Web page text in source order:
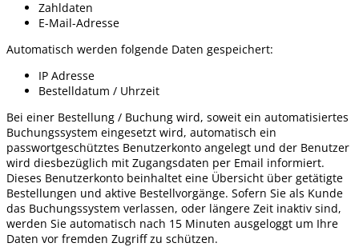
Zahldaten
E-Mail-Adresse
Automatisch werden folgende Daten gespeichert:
IP Adresse
Bestelldatum / Uhrzeit
Bei einer Bestellung / Buchung wird, soweit ein automatisiertes
Buchungssystem eingesetzt wird, automatisch ein
passwortgeschütztes Benutzerkonto angelegt und der Benutzer
wird diesbezüglich mit Zugangsdaten per Email informiert.
Dieses Benutzerkonto beinhaltet eine Übersicht über getätigte
Bestellungen und aktive Bestellvorgänge. Sofern Sie als Kunde
das Buchungssystem verlassen, oder längere Zeit inaktiv sind,
werden Sie automatisch nach 15 Minuten ausgeloggt um Ihre
Daten vor fremden Zugriff zu schützen.